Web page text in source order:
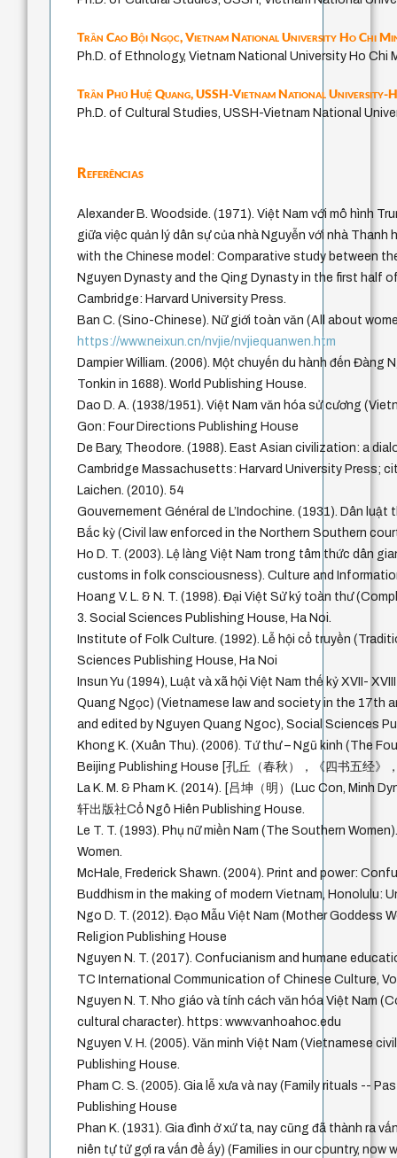
Trần Cao Bội Ngọc,Vietnam National University Ho Chi
Ph.D. of Ethnology, Vietnam National University Ho Chi
Trần Phú Huệ Quang,USSH-Vietnam National University-
Ph.D. of Cultural Studies, USSH-Vietnam National
Referências
Alexander B. Woodside. (1971). Việt Nam với mô hình
giữa việc quản lý dân sự của nhà Nguyễn với nhà Thanh
with the Chinese model: Comparative study between
Nguyen Dynasty and the Qing Dynasty in the first half
Cambridge: Harvard University Press.
Ban C. (Sino-Chinese). Nữ giới toàn văn (All about
https://www.neixun.cn/nvjie/nvjiequanwen.htm
Dampier William. (2006). Một chuyến du hành đến Đàng
Tonkin in 1688). World Publishing House.
Dao D. A. (1938/1951). Việt Nam văn hóa sử cương
Gon: Four Directions Publishing House
De Bary, Theodore. (1988). East Asian civilization: a
Cambridge Massachusetts: Harvard University Press;
Laichen. (2010). 54
Gouvernement Général de L’Indochine. (1931). Dân
Bắc kỳ (Civil law enforced in the Northern Southern
Ho D. T. (2003). Lệ làng Việt Nam trong tâm thức dân
customs in folk consciousness). Culture and
Hoang V. L. & N. T. (1998). Đại Việt Sử ký toàn thư
3. Social Sciences Publishing House, Ha Noi.
Institute of Folk Culture. (1992). Lễ hội cổ truyền
Sciences Publishing House, Ha Noi
Insun Yu (1994), Luật và xã hội Việt Nam thế kỷ XVII-
Quang Ngọc) (Vietnamese law and society in the 17th
and edited by Nguyen Quang Ngoc), Social Sciences
Khong K. (Xuân Thu). (2006). Tứ thư – Ngũ kinh (The
Beijing Publishing House [孔丘（春秋），《四书五经》
La K. M. & Pham K. (2014). [吕坤（明）(Luc Con, Minh
轩出版社Cổ Ngô Hiên Publishing House.
Le T. T. (1993). Phụ nữ miền Nam (The Southern
Women.
McHale, Frederick Shawn. (2004). Print and power:
Buddhism in the making of modern Vietnam, Honolulu:
Ngo D. T. (2012). Đạo Mẫu Việt Nam (Mother Goddess
Religion Publishing House
Nguyen N. T. (2017). Confucianism and humane
TC International Communication of Chinese Culture,
Nguyen N. T. Nho giáo và tính cách văn hóa Việt Nam
cultural character). https: www.vanhoahoc.edu
Nguyen V. H. (2005). Văn minh Việt Nam (Vietnamese
Publishing House.
Pham C. S. (2005). Gia lễ xưa và nay (Family rituals --
Publishing House
Phan K. (1931). Gia đình ở xứ ta, nay cũng đã thành ra
niên tự tử gợi ra vấn đề ấy) (Families in our country, now